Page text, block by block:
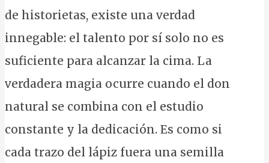
de historietas, existe una verdad
innegable: el talento por sí solo no es
suficiente para alcanzar la cima. La
verdadera magia ocurre cuando el don
natural se combina con el estudio
constante y la dedicación. Es como si
cada trazo del lápiz fuera una semilla